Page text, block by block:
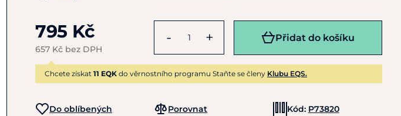
795 Kč
657 Kč bez DPH
- + Přidat do košíku
Chcete získat 11 EQK do věrnostního programu Staňte se členy Klubu EQS.
Do oblíbených Porovnat Kód: P73820